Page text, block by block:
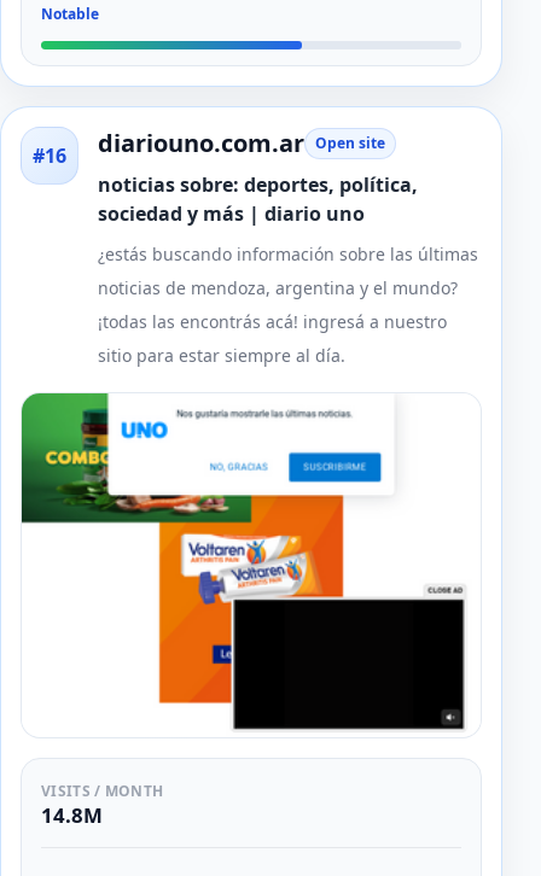
Notable
#16 diariouno.com.ar Open site
noticias sobre: deportes, política,
sociedad y más | diario uno
¿estás buscando información sobre las últimas
noticias de mendoza, argentina y el mundo?
¡todas las encontrás acá! ingresá a nuestro
sitio para estar siempre al día.
VISITS / MONTH
14.8M